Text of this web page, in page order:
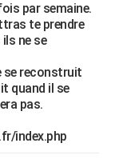
par semaine.
te prendre
ne se
se reconstruit
quand il se
pas.
index.php